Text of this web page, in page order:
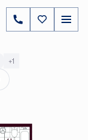
7 320 000 ₽
+1